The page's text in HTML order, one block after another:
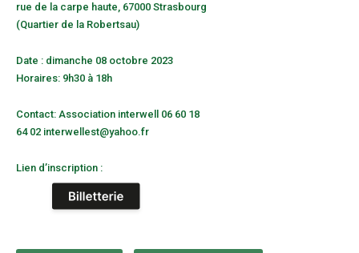
rue de la carpe haute, 67000 Strasbourg
(Quartier de la Robertsau)
Date : dimanche 08 octobre 2023
Horaires: 9h30 à 18h
Contact: Association interwell 06 60 18
64 02 interwellest@yahoo.fr
Lien d’inscription :